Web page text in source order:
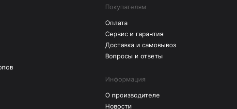
Покупателям
Оплата
Сервис и гарантия
Доставка и самовывоз
Вопросы и ответы
Информация
О производителе
Новости